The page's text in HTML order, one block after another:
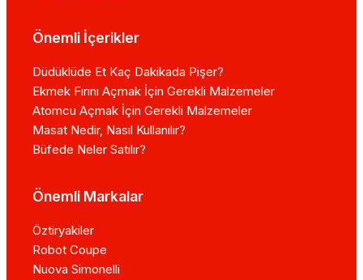
Önemli İçerikler
Düdüklüde Et Kaç Dakikada Pişer?
Ekmek Fırını Açmak İçin Gerekli Malzemeler
Atomcu Açmak İçin Gerekli Malzemeler
Masat Nedir, Nasıl Kullanılır?
Büfede Neler Satılır?
Önemli Markalar
Öztiryakiler
Robot Coupe
Nuova Simonelli